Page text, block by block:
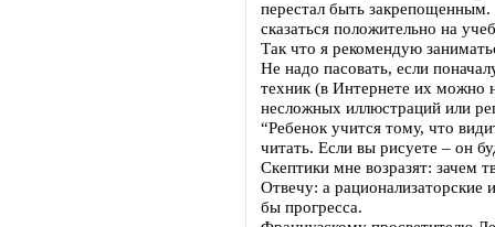
перестал быть
сказаться положительно на
Так что я рекомендую
Не надо пасовать, если
техник (в Интернете их можно
несложных иллюстраций или
“Ребенок учится тому, что
читать. Если вы рисуете – он
Скептики мне возразят: зачем
Отвечу: а рационализаторские
бы прогресса.